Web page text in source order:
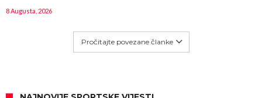
8 Augusta, 2026
Pročitajte povezane članke